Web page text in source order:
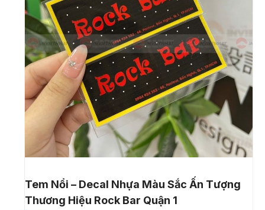
Tem Nổi – Decal Nhựa Màu Sắc Ấn Tượng
Thương Hiệu Rock Bar Quận 1